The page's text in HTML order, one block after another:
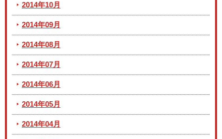
2014年10月
2014年09月
2014年08月
2014年07月
2014年06月
2014年05月
2014年04月